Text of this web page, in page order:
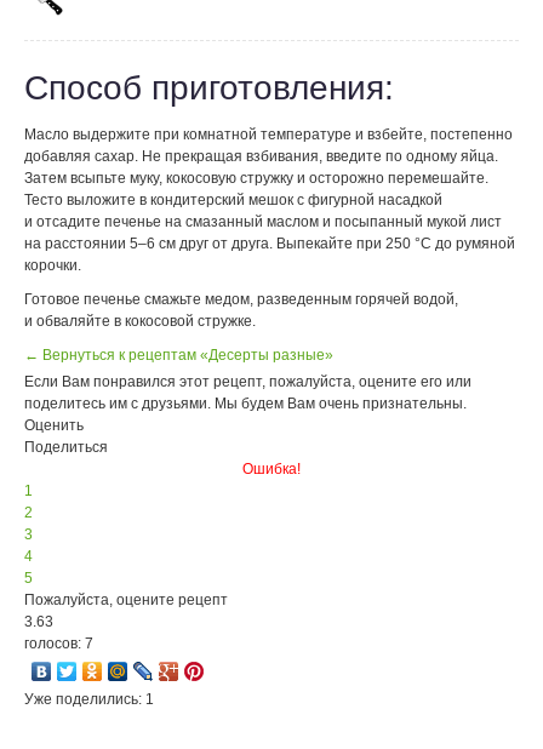
Способ приготовления:
Масло выдержите при комнатной температуре и взбейте, постепенно
добавляя сахар. Не прекращая взбивания, введите по одному яйца.
Затем всыпьте муку, кокосовую стружку и осторожно перемешайте.
Тесто выложите в кондитерский мешок с фигурной насадкой
и отсадите печенье на смазанный маслом и посыпанный мукой лист
на расстоянии 5–6 см друг от друга. Выпекайте при 250 °С до румяной
корочки.
Готовое печенье смажьте медом, разведенным горячей водой,
и обваляйте в кокосовой стружке.
← Вернуться к рецептам «Десерты разные»
Если Вам понравился этот рецепт, пожалуйста, оцените его или
поделитесь им с друзьями. Мы будем Вам очень признательны.
Оценить
Поделиться
Ошибка!
1
2
3
4
5
Пожалуйста, оцените рецепт
3.63
голосов: 7
Уже поделились: 1